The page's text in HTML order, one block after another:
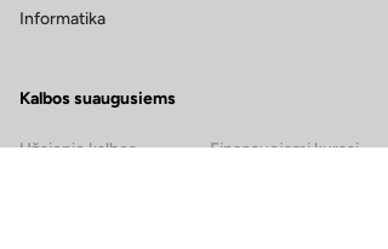
Informatika
Kalbos suaugusiems
Užsienio kalbos Finansuojami kursai